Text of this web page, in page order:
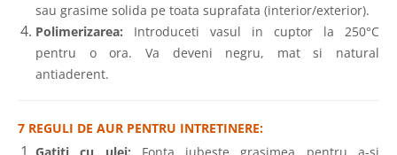
sau grasime solida pe toata suprafata (interior/exterior).
Polimerizarea: Introduceti vasul in cuptor la 250°C
pentru o ora. Va deveni negru, mat si natural
antiaderent.
7 REGULI DE AUR PENTRU INTRETINERE:
Gatiti cu ulei: Fonta iubeste grasimea pentru a-si